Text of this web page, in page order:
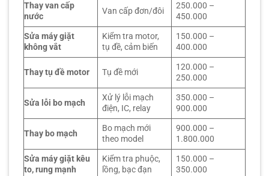
Thay van cấp
nước
Van cấp đơn/đôi
250.000 –
450.000
Sửa máy giặt
không vắt
Kiểm tra motor,
tụ đề, cảm biến
150.000 –
400.000
Thay tụ đề motor Tụ đề mới
120.000 –
250.000
Sửa lỗi bo mạch
Xử lý lỗi mạch
điện, IC, relay
350.000 –
900.000
Thay bo mạch
Bo mạch mới
theo model
900.000 –
1.800.000
Sửa máy giặt kêu
to, rung mạnh
Kiểm tra phuộc,
lồng, bạc đạn
150.000 –
350.000